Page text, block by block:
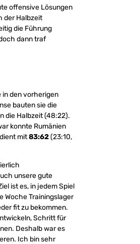
offensive Lösungen
der Halbzeit
die Führung
dann traf
in den vorherigen
bauten sie die
die Halbzeit (48:22).
konnte Rumänien
mit83:62(23:10,
unsere gute
ist es, in jedem Spiel
Woche Trainingslager
fit zu bekommen.
Schritt für
Deshalb war es
Ich bin sehr